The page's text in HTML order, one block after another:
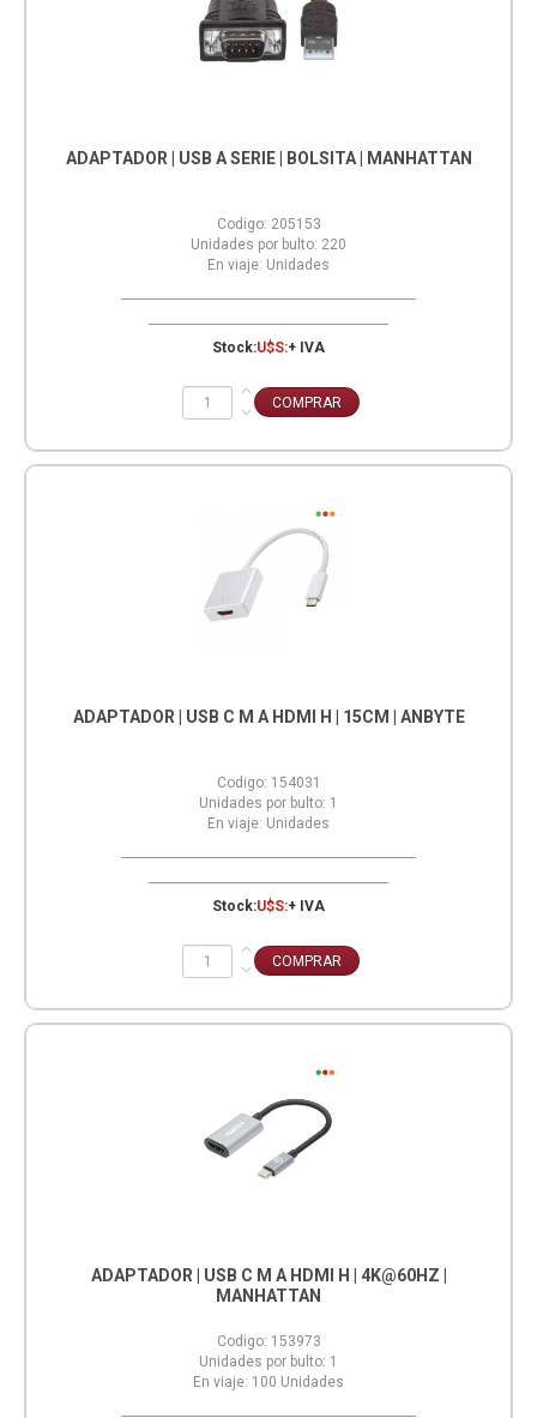
ADAPTADOR | USB A SERIE | BOLSITA | MANHATTAN
Codigo: 205153
Unidades por bulto: 220
En viaje: Unidades
Stock:U$S:+ IVA
ADAPTADOR | USB C M A HDMI H | 15CM | ANBYTE
Codigo: 154031
Unidades por bulto: 1
En viaje: Unidades
Stock:U$S:+ IVA
ADAPTADOR | USB C M A HDMI H | 4K@60HZ |
MANHATTAN
Codigo: 153973
Unidades por bulto: 1
En viaje: 100 Unidades